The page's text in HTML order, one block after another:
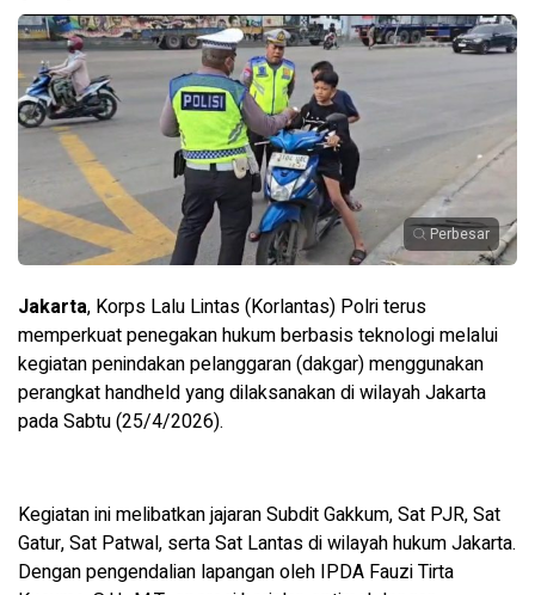
Perbesar
Jakarta, Korps Lalu Lintas (Korlantas) Polri terus
memperkuat penegakan hukum berbasis teknologi melalui
kegiatan penindakan pelanggaran (dakgar) menggunakan
perangkat handheld yang dilaksanakan di wilayah Jakarta
pada Sabtu (25/4/2026).
Kegiatan ini melibatkan jajaran Subdit Gakkum, Sat PJR, Sat
Gatur, Sat Patwal, serta Sat Lantas di wilayah hukum Jakarta.
Dengan pengendalian lapangan oleh IPDA Fauzi Tirta